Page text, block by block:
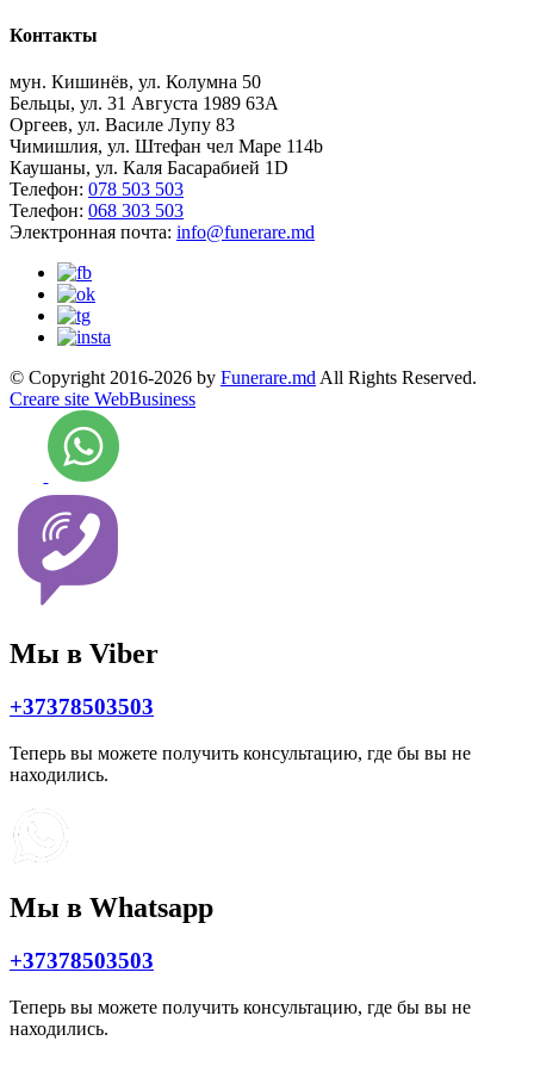
Контакты
мун. Кишинёв, ул. Колумна 50
Бельцы, ул. 31 Августа 1989 63А
Оргеев, ул. Василе Лупу 83
Чимишлия, ул. Штефан чел Маре 114b
Каушаны, ул. Каля Басарабией 1D
Телефон: 078 503 503
Телефон: 068 303 503
Электронная почта: info@funerare.md
© Copyright 2016-2026 by Funerare.mdAll Rights Reserved.
Creare site WebBusiness
Мы в Viber
+37378503503
Теперь вы можете получить консультацию, где бы вы не
находились.
Мы в Whatsapp
+37378503503
Теперь вы можете получить консультацию, где бы вы не
находились.